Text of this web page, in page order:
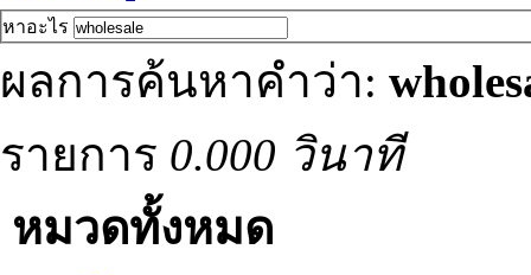
หาอะไร
ผลการค้นหาคำว่า:
รายการ 0.000 วินาที
หมวดทั้งหมด